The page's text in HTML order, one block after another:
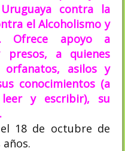
contra la
el Alcoholismo y
Ofrece apoyo a
presos, a quienes
asilos y
conocimientos (a
y escribir), su
18 de octubre de